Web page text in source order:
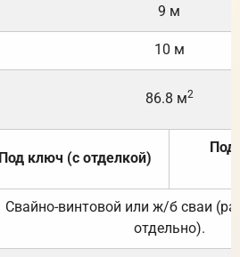
9 м
10 м
86.8 м2
Под ключ (с отделкой)
Под
Свайно-винтовой или ж/б сваи
отдельно).